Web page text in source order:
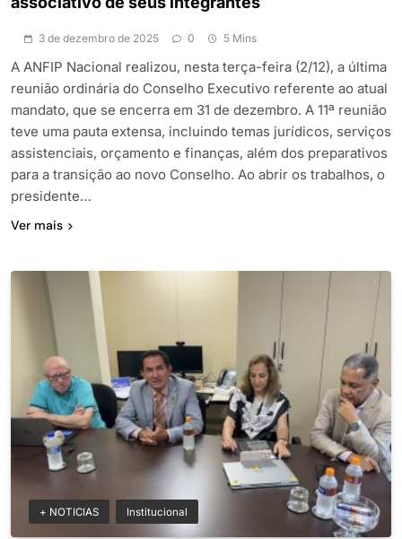
3 de dezembro de 2025 0 5 Mins
A ANFIP Nacional realizou, nesta terça-feira (2/12), a última
reunião ordinária do Conselho Executivo referente ao atual
mandato, que se encerra em 31 de dezembro. A 11ª reunião
teve uma pauta extensa, incluindo temas jurídicos, serviços
assistenciais, orçamento e finanças, além dos preparativos
para a transição ao novo Conselho. Ao abrir os trabalhos, o
presidente…
Ver mais
+ NOTICIAS Institucional